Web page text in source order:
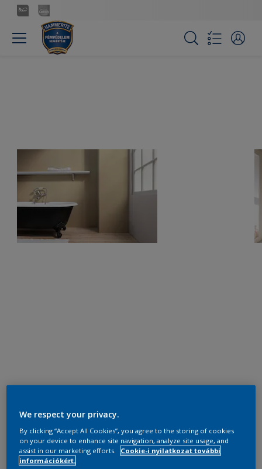
We respect your privacy.
By clicking “Accept All Cookies”, you agree to the storing of cookies
on your device to enhance site navigation, analyze site usage, and
assist in our marketing efforts.
Cookie-i nyilatkozat további
információkért.